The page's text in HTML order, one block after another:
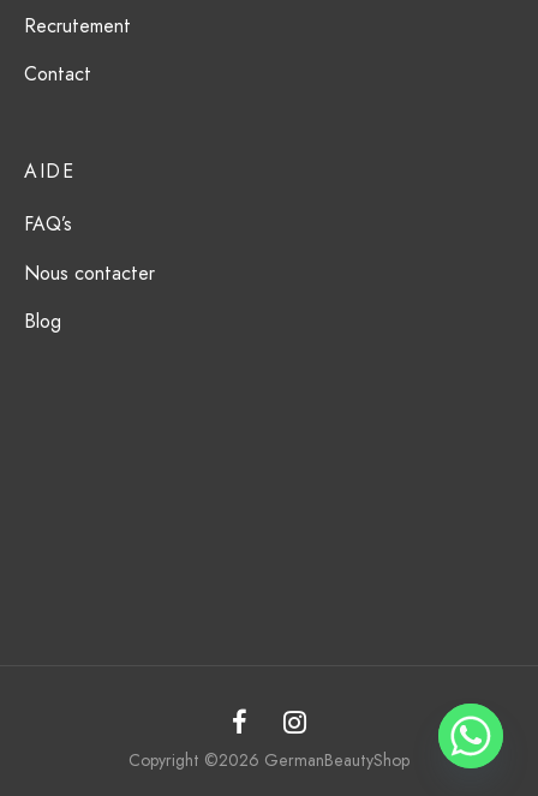
AIDE
FAQ’s
Nous contacter
Blog
Recrutement
Contact
Copyright ©2026 GermanBeautyShop